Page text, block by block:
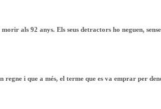
als 92 anys. Els seus detractors ho neguen,
i que a més, el terme que es va emprar per